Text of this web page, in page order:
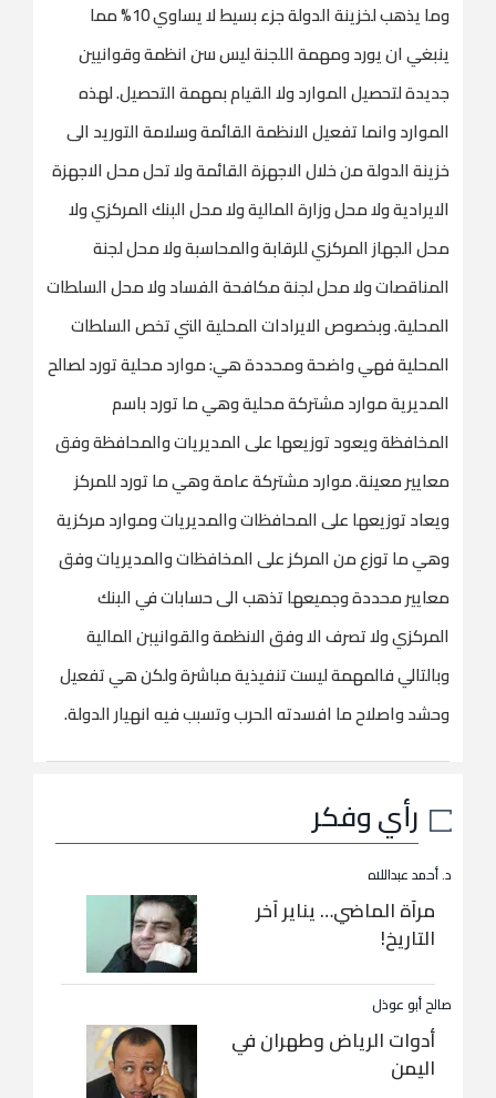
وما يذهب لخزينة الدولة جزء بسيط لا يساوي 10% مما
ينبغي ان يورد ومهمة اللجنة ليس سن انظمة وقوانيين
جديدة لتحصيل الموارد ولا القيام بمهمة التحصيل. لهذه
الموارد وانما تفعيل الانظمة القائمة وسلامة التوريد الى
خزينة الدولة من خلال الاجهزة القائمة ولا تحل محل الاجهزة
الايرادية ولا محل وزارة المالية ولا محل البنك المركزي ولا
محل الجهاز المركزي للرقابة والمحاسبة ولا محل لجنة
المناقصات ولا محل لجنة مكافحة الفساد ولا محل السلطات
المحلية. وبخصوص الايرادات المحلية التي تخص السلطات
المحلية فهي واضحة ومحددة هي: موارد محلية تورد لصالح
المديرية موارد مشتركة محلية وهي ما تورد باسم
المخافظة ويعود توزيعها على المديريات والمحافظة وفق
معايير معينة. موارد مشتركة عامة وهي ما تورد للمركز
ويعاد توزيعها على المحافظات والمديريات وموارد مركزية
وهي ما توزع من المركز على المخافظات والمديريات وفق
معايير محددة وجميعها تذهب الى حسابات في البنك
المركزي ولا تصرف الا وفق الانظمة والقوانيبن المالية
وبالتالي فالمهمة ليست تنفيذية مباشرة ولكن هي تفعيل
وحشد واصلاح ما افسدته الحرب وتسبب فيه انهيار الدولة.
رأي وفكر
د. أحمد عبداللاه
مرآة الماضي… يناير آخر
التاريخ!
صالح أبو عوذل
أدوات الرياض وطهران في
اليمن